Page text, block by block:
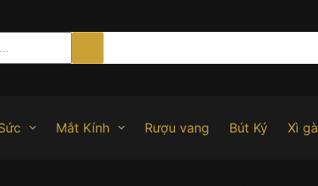
Mắt Kính Rượu vang Bút Ký Xì gà